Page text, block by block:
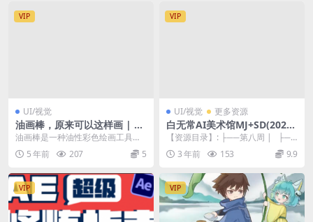
VIP
UI/视觉
油画棒，原来可以这样画 | 完
结
油画棒是一种油性彩色绘画工具，
它不仅手感细腻、铺展性好，叠
色、混色性能优异， ...
5 年前 207 5
VIP
UI/视觉 更多资源
白无常AI美术馆MJ+SD(2023
第三期) Ai商业设计视频+素材
价值2650元
【资源目录】: ├──第八周 | ├──
第八周素材 | | └──第...
3 年前 153 9.9
VIP VIP